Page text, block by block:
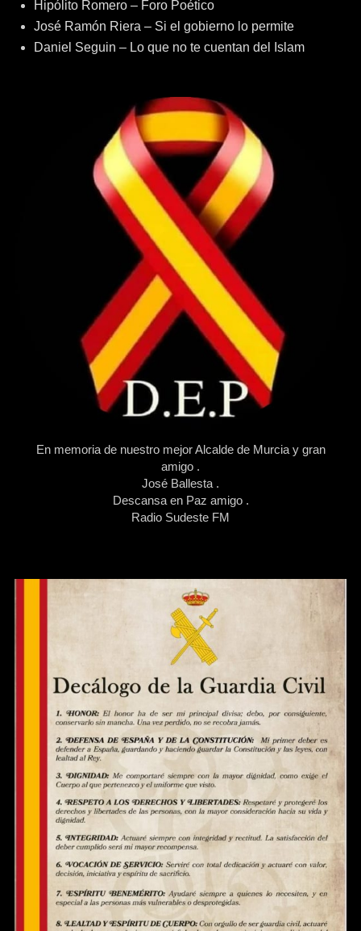
Hipólito Romero – Foro Poético
José Ramón Riera – Si el gobierno lo permite
Daniel Seguin – Lo que no te cuentan del Islam
En memoria de nuestro mejor Alcalde de Murcia y gran
amigo .
José Ballesta .
Descansa en Paz amigo .
Radio Sudeste FM